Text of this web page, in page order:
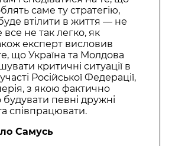
саме ту стратегію,
втілити в життя — не
не так легко, як
експерт висловив
що Україна та Молдова
критичні ситуації в
Російської Федерації,
з якою фактично
певні дружні
співпрацювати.
Самусь